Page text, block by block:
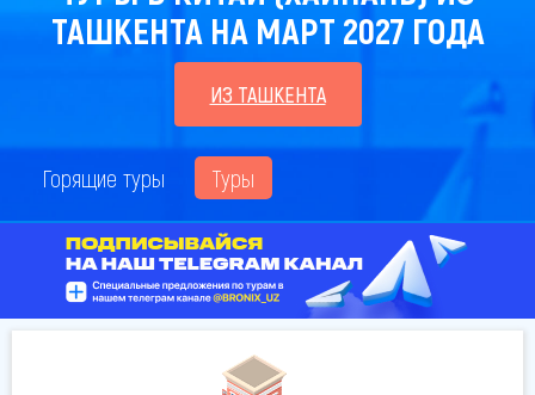
ТАШКЕНТА НА МАРТ 2027 ГОДА
ИЗ ТАШКЕНТА
Горящие туры Туры